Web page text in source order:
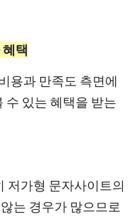
혜택
용과 만족도 측면에
수 있는 혜택을 받는
저가형 문자사이트의
는 경우가 많으므로